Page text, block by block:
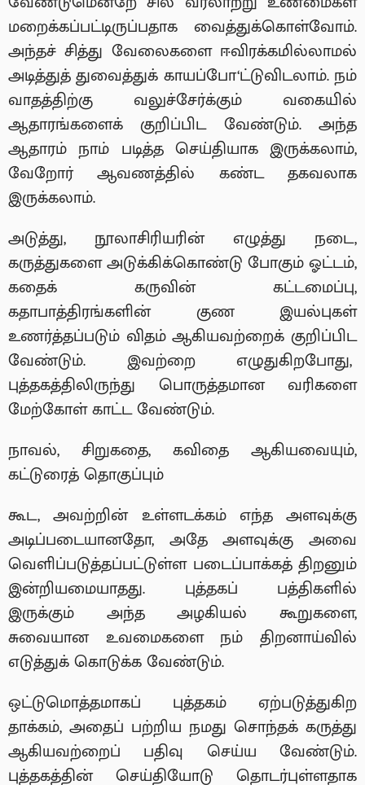
மறைக்கப்பட்டிருப்பதாக வைத்துக்கொள்வோம்.
அந்தச் சித்து வேலைகளை ஈவிரக்கமில்லாமல்
அடித்துத் துவைத்துக் காயப்போ‘ட்டுவிடலாம். நம்
வாதத்திற்கு வலுச்சேர்க்கும் வகையில்
ஆதாரங்களைக் குறிப்பிட வேண்டும். அந்த
ஆதாரம் நாம் படித்த செய்தியாக இருக்கலாம்,
வேறோர் ஆவணத்தில் கண்ட தகவலாக
இருக்கலாம்.
அடுத்து, நூலாசிரியரின் எழுத்து நடை,
கருத்துகளை அடுக்கிக்கொண்டு போகும் ஓட்டம்,
கதைக் கருவின் கட்டமைப்பு,
கதாபாத்திரங்களின் குண இயல்புகள்
உணர்த்தப்படும் விதம் ஆகியவற்றைக் குறிப்பிட
வேண்டும். இவற்றை எழுதுகிறபோது,
புத்தகத்திலிருந்து பொருத்தமான வரிகளை
மேற்கோள் காட்ட வேண்டும்.
நாவல், சிறுகதை, கவிதை ஆகியவையும்,
கட்டுரைத் தொகுப்பும்
கூட, அவற்றின் உள்ளடக்கம் எந்த அளவுக்கு
அடிப்படையானதோ, அதே அளவுக்கு அவை
வெளிப்படுத்தப்பட்டுள்ள படைப்பாக்கத் திறனும்
இன்றியமையாதது. புத்தகப் பத்திகளில்
இருக்கும் அந்த அழகியல் கூறுகளை,
சுவையான உவமைகளை நம் திறனாய்வில்
எடுத்துக் கொடுக்க வேண்டும்.
ஒட்டுமொத்தமாகப் புத்தகம் ஏற்படுத்துகிற
தாக்கம், அதைப் பற்றிய நமது சொந்தக் கருத்து
ஆகியவற்றைப் பதிவு செய்ய வேண்டும்.
புத்தகத்தின் செய்தியோடு தொடர்புள்ளதாக